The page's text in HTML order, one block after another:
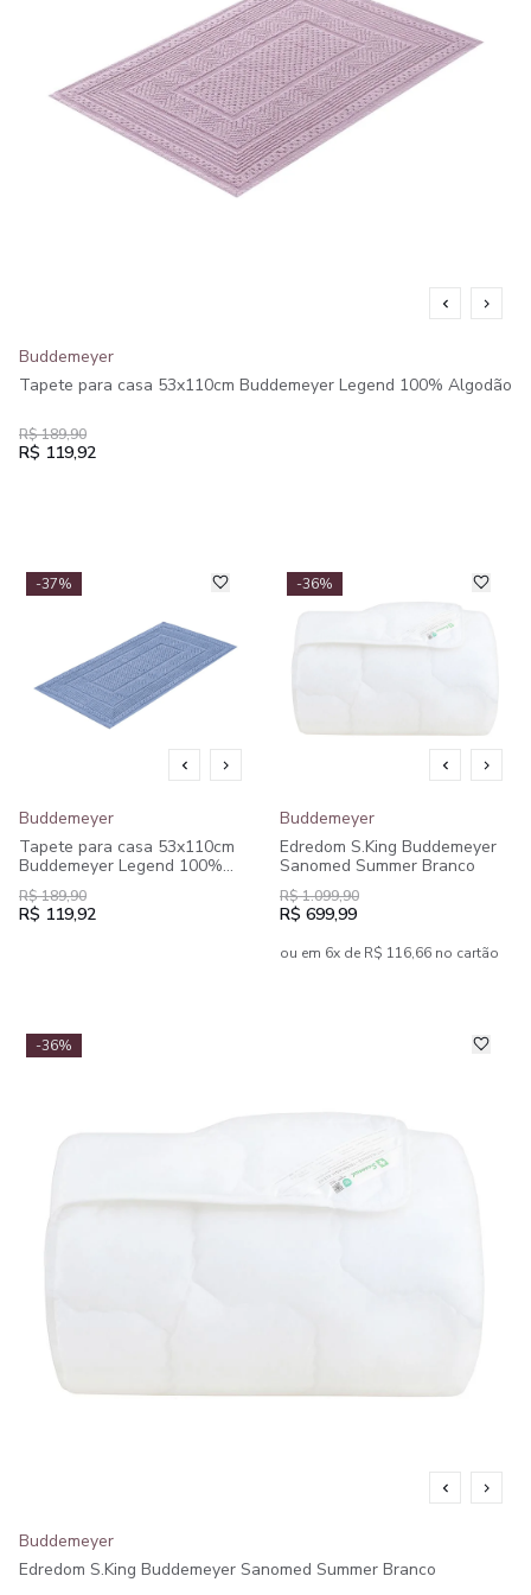
Buddemeyer
Tapete para casa 53x110cm Buddemeyer Legend 100% Algodão
R$ 189,90
R$ 119,92
-37%
Buddemeyer
Tapete para casa 53x110cm
Buddemeyer Legend 100%
Algodão
R$ 189,90
R$ 119,92
-36%
Buddemeyer
Edredom S.King Buddemeyer
Sanomed Summer Branco
R$ 1.099,90
R$ 699,99
ou em 6x de R$ 116,66 no cartão
-36%
Buddemeyer
Edredom S.King Buddemeyer Sanomed Summer Branco